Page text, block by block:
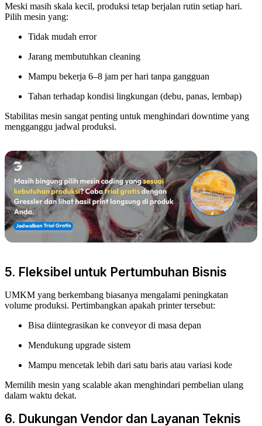
Meski masih skala kecil, produksi tetap berjalan rutin setiap hari.
Pilih mesin yang:
Tidak mudah error
Jarang membutuhkan cleaning
Mampu bekerja 6–8 jam per hari tanpa gangguan
Tahan terhadap kondisi lingkungan (debu, panas, lembap)
Stabilitas mesin sangat penting untuk menghindari downtime yang
mengganggu jadwal produksi.
5. Fleksibel untuk Pertumbuhan Bisnis
UMKM yang berkembang biasanya mengalami peningkatan
volume produksi. Pertimbangkan apakah printer tersebut:
Bisa diintegrasikan ke conveyor di masa depan
Mendukung upgrade sistem
Mampu mencetak lebih dari satu baris atau variasi kode
Memilih mesin yang scalable akan menghindari pembelian ulang
dalam waktu dekat.
6. Dukungan Vendor dan Layanan Teknis